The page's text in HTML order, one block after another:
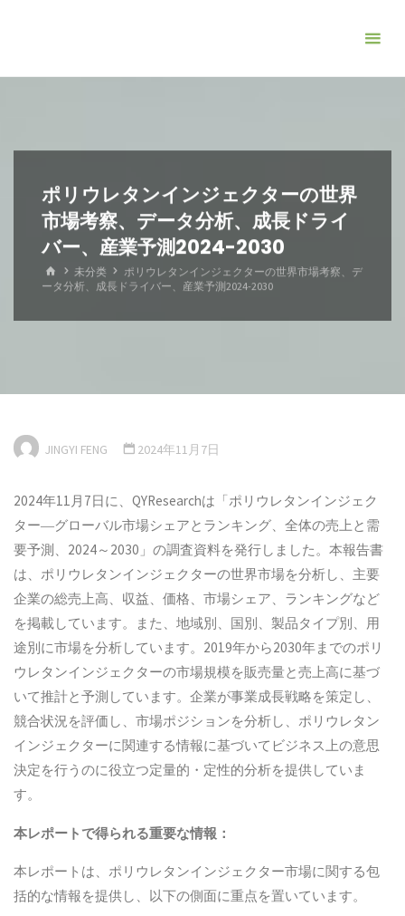
ポリウレタンインジェクターの世界
市場考察、データ分析、成長ドライ
バー、産業予測2024-2030
ホ
ー
未分类
ポリウレタンインジェクターの世界市場考察、デ
ータ分析、成長ドライバー、産業予測2024-2030
JINGYI FENG 2024年11月7日
2024年11月7日に、QYResearchは「ポリウレタンインジェク
ター―グローバル市場シェアとランキング、全体の売上と需
要予測、2024～2030」の調査資料を発行しました。本報告書
は、ポリウレタンインジェクターの世界市場を分析し、主要
企業の総売上高、収益、価格、市場シェア、ランキングなど
を掲載しています。また、地域別、国別、製品タイプ別、用
途別に市場を分析しています。2019年から2030年までのポリ
ウレタンインジェクターの市場規模を販売量と売上高に基づ
いて推計と予測しています。企業が事業成長戦略を策定し、
競合状況を評価し、市場ポジションを分析し、ポリウレタン
インジェクターに関連する情報に基づいてビジネス上の意思
決定を行うのに役立つ定量的・定性的分析を提供していま
す。
本レポートで得られる重要な情報：
本レポートは、ポリウレタンインジェクター市場に関する包
括的な情報を提供し、以下の側面に重点を置いています。